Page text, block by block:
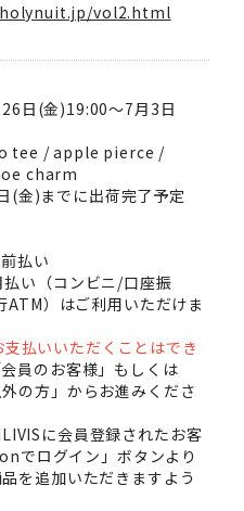
vol2.html
日(金)19:00～7月3日
tee / apple pierce /
charm
金)までに出荷完了予定
払い
い（コンビニ/口座振
）はご利用いただけま
払いいただくことはでき
員のお客様」もしくは
の方」からお進みくださ
に会員登録されたお客
でログイン」ボタンより
を追加いただきますよう